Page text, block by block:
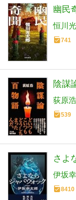
幽民
恒川
741
陰謀
荻原浩
539
さよ
伊坂
8410